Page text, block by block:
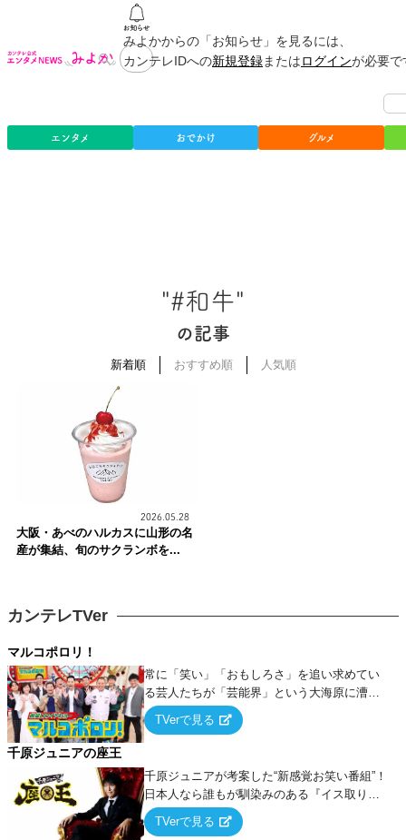
みよかからの「お知らせ」を見るには、
カンテレIDへの新規登録またはログインが必要
エンタメ おでかけ グルメ
"#和牛"
の記事
新着順 おすすめ順 人気順
2026.05.28
大阪・あべのハルカスに山形の名
産が集結、旬のサクランボを...
カンテレTVer
マルコポロリ！
常に「笑い」「おもしろさ」を追い求めてい
る芸人たちが「芸能界」という大海原に漕ぎ
出でて、新たなオモシロ人間を発掘する！
TVerで見る
千原ジュニアの座王
千原ジュニアが考案した“新感覚お笑い番組”！
日本人なら誰もが馴染みのある『イス取りゲ
ーム』をベースに、大喜利・ギャグ・モノボ
ケ・歌…など様々なお題で芸人がショートネ
TVerで見る